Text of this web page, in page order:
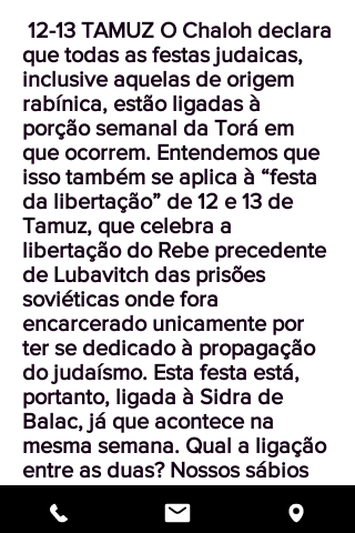
12-13 TAMUZ O Chaloh declara
que todas as festas judaicas,
inclusive aquelas de origem
rabínica, estão ligadas à
porção semanal da Torá em
que ocorrem. Entendemos que
isso também se aplica à “festa
da libertação” de 12 e 13 de
Tamuz, que celebra a
libertação do Rebe precedente
de Lubavitch das prisões
soviéticas onde fora
encarcerado unicamente por
ter se dedicado à propagação
do judaísmo. Esta festa está,
portanto, ligada à Sidra de
Balac, já que acontece na
mesma semana. Qual a ligação
entre as duas? Nossos sábios
povo judeu ao máximo.